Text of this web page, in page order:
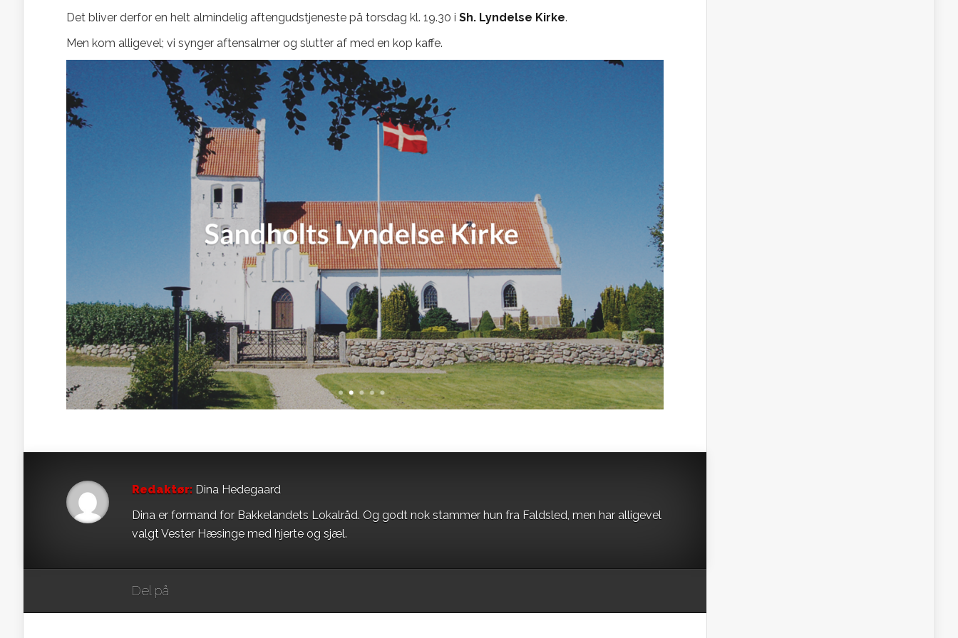
Det bliver derfor en helt almindelig aftengudstjeneste på torsdag kl. 19.30 i Sh. Lyndelse Kirke.
Men kom alligevel; vi synger aftensalmer og slutter af med en kop kaffe.
Redaktør: Dina Hedegaard
Dina er formand for Bakkelandets Lokalråd. Og godt nok stammer hun fra Faldsled, men har alligevel
valgt Vester Hæsinge med hjerte og sjæl.
Del på